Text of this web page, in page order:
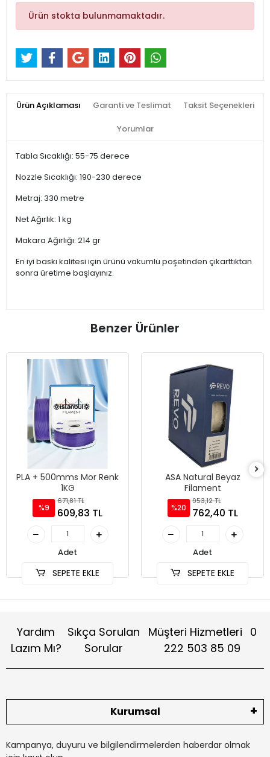
Ürün stokta bulunmamaktadır.
Ürün Açıklaması Garanti ve Teslimat Taksit Seçenekleri
Yorumlar
Tabla Sıcaklığı: 55-75 derece
Nozzle Sıcaklığı: 190-230 derece
Metraj: 330 metre
Net Ağırlık: 1 kg
Makara Ağırlığı: 214 gr
En iyi baskı kalitesi için ürünü vakumlu poşetinden çıkarttıktan
sonra üretime başlayınız.
Benzer Ürünler
PLA + 500mms Mor Renk
1KG
%9
671,81 TL
609,83 TL
Adet
SEPETE EKLE
ASA Natural Beyaz
Filament
%20
953,12 TL
762,40 TL
Adet
SEPETE EKLE
Yardım
Lazım Mı?
Sıkça Sorulan
Sorular
Müşteri Hizmetleri 0
222 503 85 09
Kurumsal
Kampanya, duyuru ve bilgilendirmelerden haberdar olmak